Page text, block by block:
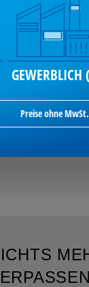
GEWERBLICH
Preise ohne